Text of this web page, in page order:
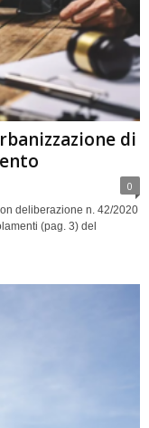
di
0
deliberazione n. 42/2020
(pag. 3) del